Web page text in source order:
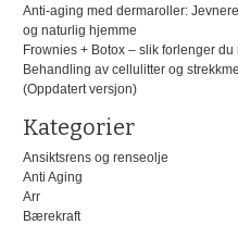
Anti-aging med dermaroller:
og naturlig hjemme
Frownies + Botox – slik forlenger
Behandling av cellulitter og
(Oppdatert versjon)
Kategorier
Ansiktsrens og renseolje
Anti Aging
Arr
Bærekraft